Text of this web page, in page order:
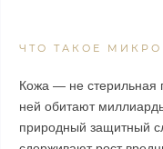
ЧТО ТАКОЕ
Кожа — не стерильная
ней обитают
природный защитный